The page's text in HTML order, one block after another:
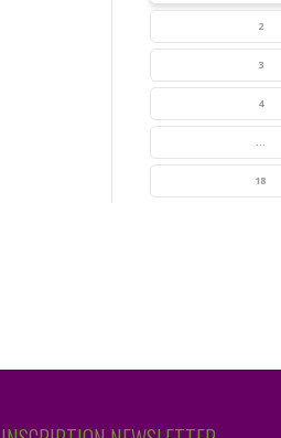
2
3
4
18